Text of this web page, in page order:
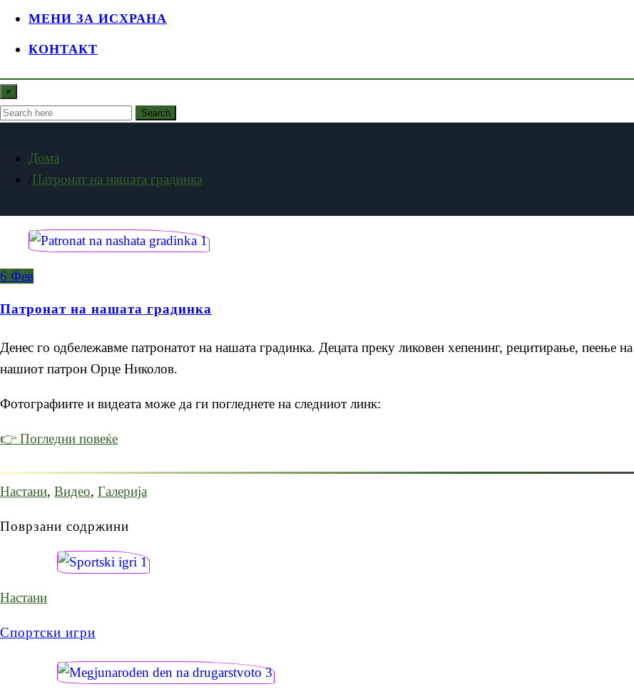
МЕНИ ЗА ИСХРАНА
КОНТАКТ
×
Search
Дома
Патронат на нашата градинка
6 Фев
Патронат на нашата градинка
Денес го одбележавме патронатот на нашата градинка. Децата преку ликовен хепенинг, рецитирање, пеење
нашиот патрон Орце Николов.
Фотографиите и видеата може да ги погледнете на следниот линк:
👉 Погледни повеќе
Настани, Видео, Галерија
Поврзани содржини
Настани
Спортски игри